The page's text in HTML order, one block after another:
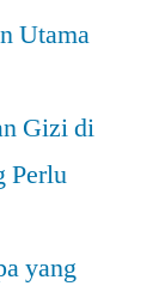
Utama
Gizi di
Perlu
yang